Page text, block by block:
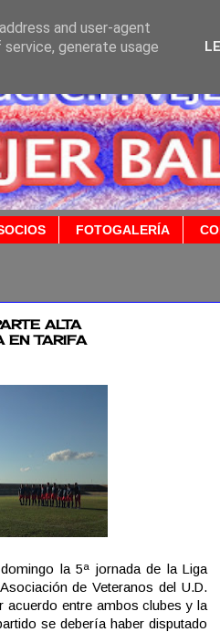
FOTOGALERÍA
ALTA
EN TARIFA
la 5ª jornada de la Liga
de Veteranos del U.D.
acuerdo entre ambos clubes y la
se debería haber disputado
and user-agent
generate usage